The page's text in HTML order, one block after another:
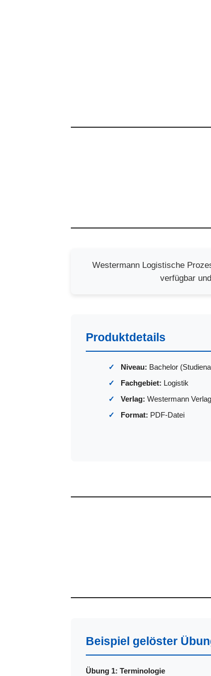
Westermann Logistische
verfügbar
Produktdetails
Niveau: Bachelor
Fachgebiet: Logistik
Verlag: Westermann Verlag
Format: PDF-Datei
Beispiel gelöster
Übung 1: Terminologie